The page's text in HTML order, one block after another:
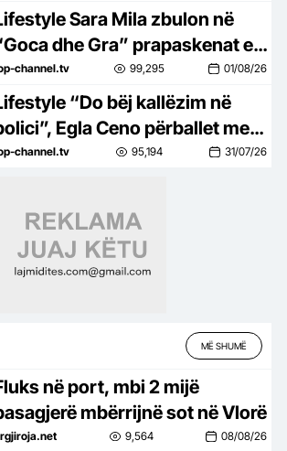
Amerikë. Po të ishte në
Sara Mila zbulon në
dhe Gra” prapaskenat e
së saj politike: Teatër jo i
nuk është aq tragjike sa
channel.tv 99,295 01/08/26
“Do bëj kallëzim në
Egla Ceno përballet me
situatë të vështirë rreziku:
channel.tv 95,194 31/07/26
MË SHUMË
në port, mbi 2 mijë
mbërrijnë sot në Vlorë
9,564 08/08/26